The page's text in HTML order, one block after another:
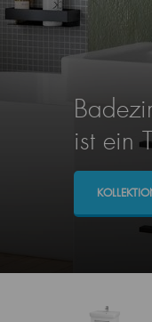
ist ein